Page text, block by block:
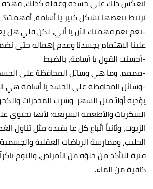
انعكس ذلك على جسده وعقله كذلك، فهذه
ترتبط ببعضها بشكل كبير يا أسامة، أفهمت؟
-نعم نعم فهمتك الآن يا أبي، لكن قلي هل
علينا الاهتمام بجسدنا وعدم إهماله حتى
-أحسنت القول يا أسامة، بالضبط.
-مممم، وما هي وسائل المحافظة على
-وسائل المحافظة على الجسد يا أسامة هي
يؤذيه أولاً مثل السهر، وشرب المخدرات
السكريات والأطعمة السريعة؛ لأنها تحتوي
الزيوت، وثانياً اتّباع كل ما يفيده مثل تناول
الحليب، وممارسة الرياضات العقلية
فترة للتأكد من خلوّه من الأمراض، والنوم
كافية من الماء.